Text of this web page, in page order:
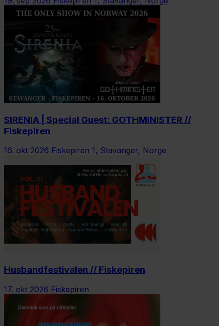
SIRENIA | Special Guest: GOTHMINISTER //
Fiskepiren
16. okt 2026 Fiskepiren 1, Stavanger, Norge
Husbandfestivalen // Fiskepiren
17. okt 2026 Fiskepiren